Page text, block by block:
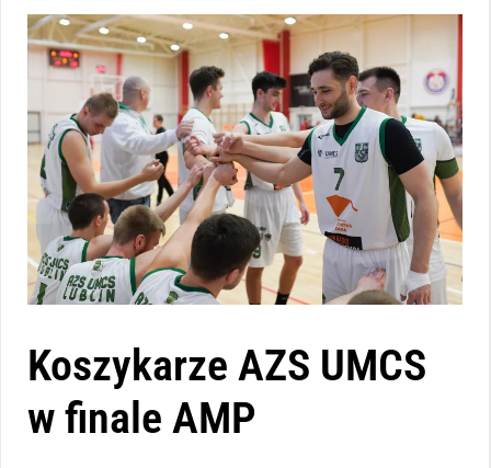
Koszykarze AZS UMCS
w finale AMP